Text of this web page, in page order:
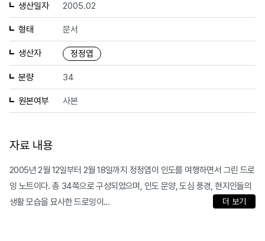
생산일자 2005.02
형태 문서
생산자 정정엽
분량 34
원본여부 사본
자료 내용
2005년 2월 12일부터 2월 18일까지 정정엽이 인도를 여행하면서 그린 드로
잉 노트이다. 총 34쪽으로 구성되었으며, 인도 문양, 도심 풍경, 현지인들의
생활 모습을 묘사한 드로잉이...
더 보기